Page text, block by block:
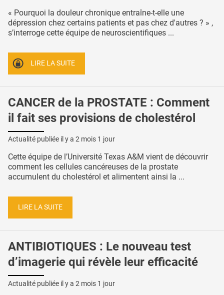
« Pourquoi la douleur chronique entraîne-t-elle une
dépression chez certains patients et pas chez d'autres ? » ,
s’interroge cette équipe de neuroscientifiques ...
LIRE LA SUITE
CANCER de la PROSTATE : Comment
il fait ses provisions de cholestérol
Actualité publiée il y a 2 mois 1 jour
Cette équipe de l’Université Texas A&M vient de découvrir
comment les cellules cancéreuses de la prostate
accumulent du cholestérol et alimentent ainsi la ...
LIRE LA SUITE
ANTIBIOTIQUES : Le nouveau test
d’imagerie qui révèle leur efficacité
Actualité publiée il y a 2 mois 1 jour